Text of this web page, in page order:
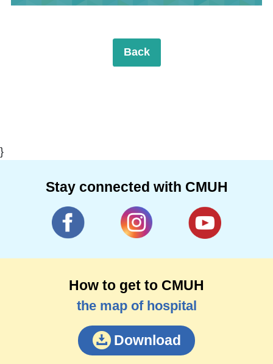
Back
}
Stay connected with CMUH
How to get to CMUH
the map of hospital
Download